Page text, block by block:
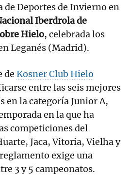
de Deportes de Invierno en
Iberdrola de
Hielo, celebrada los
Leganés (Madrid).
de Kosner Club Hielo
entre las seis mejores
en la categoría Junior A,
en la que ha
competiciones del
Jaca, Vitoria, Vielha y
exige una
3 y 5 campeonatos.